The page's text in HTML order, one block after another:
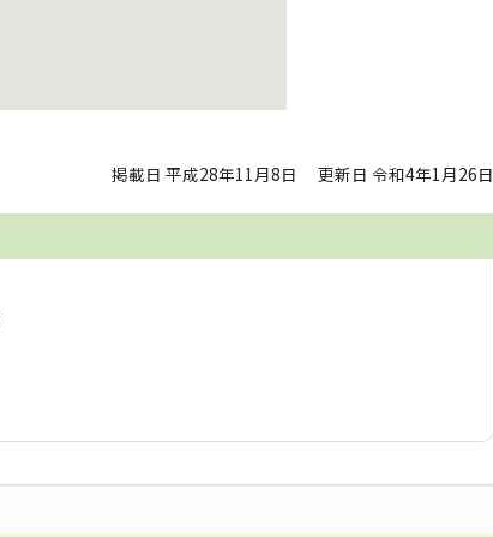
掲載日 平成28年11月8日 更新日 令和4年1月26日